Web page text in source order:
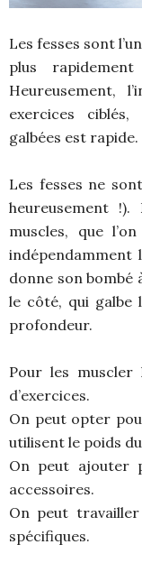
Les fesses sont
plus
Heureusement,
exercices
galbées est rapide.
Les fesses ne
heureusement
muscles, que
indépendamment
donne son bombé
le côté, qui galbe
profondeur.
Pour les muscler
d’exercices.
On peut opter
utilisent le poids
On peut ajouter
accessoires.
On peut
spécifiques.